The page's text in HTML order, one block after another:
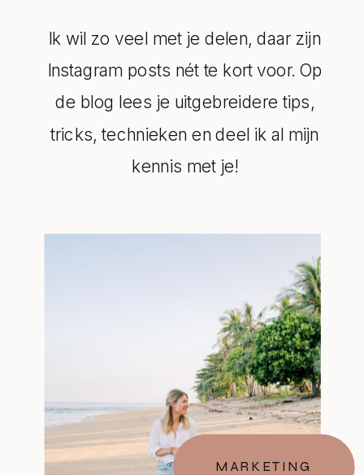
Ik wil zo veel met je delen, daar zijn
Instagram posts nét te kort voor. Op
de blog lees je uitgebreidere tips,
tricks, technieken en deel ik al mijn
kennis met je!
MARKETING